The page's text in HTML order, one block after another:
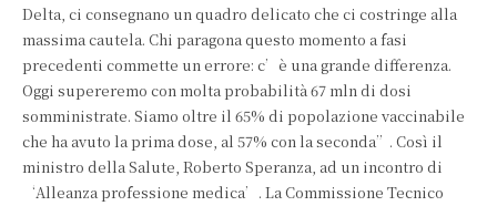
Delta, ci consegnano un quadro delicato che ci costringe alla
massima cautela. Chi paragona questo momento a fasi
precedenti commette un errore: c’è una grande differenza.
Oggi supereremo con molta probabilità 67 mln di dosi
somministrate. Siamo oltre il 65% di popolazione vaccinabile
che ha avuto la prima dose, al 57% con la seconda”. Così il
ministro della Salute, Roberto Speranza, ad un incontro di
‘Alleanza professione medica’. La Commissione Tecnico